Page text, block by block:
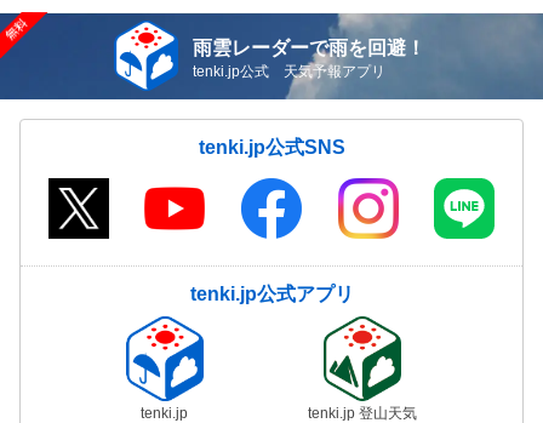
雨雲レーダーで雨を回避！
tenki.jp公式 天気予報アプリ
tenki.jp公式SNS
tenki.jp公式アプリ
tenki.jp tenki.jp 登山天気